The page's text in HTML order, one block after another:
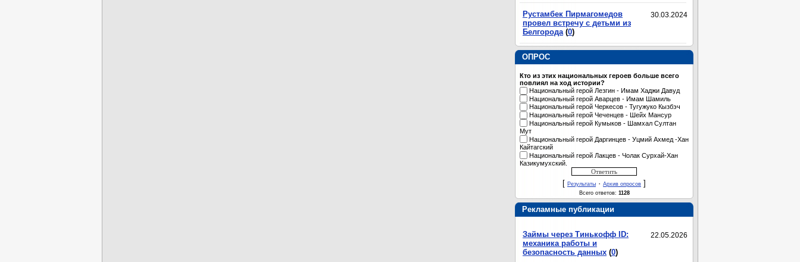
30.03.2024
Рустамбек Пирмагомедов
провел встречу с детьми из
Белгорода (0)
ОПРОС
Кто из этих национальных героев больше всего
повлиял на ход истории?
Национальный герой Лезгин - Имам Хаджи Давуд
Национальный герой Аварцев - Имам Шамиль
Национальный герой Черкесов - Тугужуко Кызбэч
Национальный герой Чеченцев - Шейх Мансур
Национальный герой Кумыков - Шамхал Султан
Мут
Национальный герой Даргинцев - Уцмий Ахмед -Хан
Кайтагский
Национальный герой Лакцев - Чолак Сурхай-Хан
Казикумухский.
[ Результаты · Архив опросов ]
Всего ответов: 1128
Рекламные публикации
22.05.2026
Займы через Тинькофф ID:
механика работы и
безопасность данных (0)